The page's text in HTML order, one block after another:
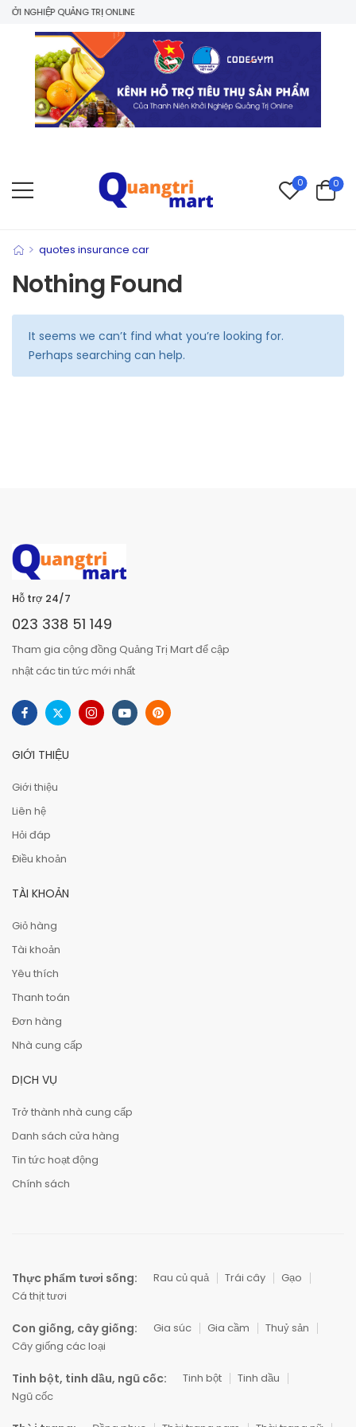
NGHIỆP QUẢNG TRỊ ONLINE
0 0
> quotes insurance car
Nothing Found
It seems we can’t find what you’re looking for.
Perhaps searching can help.
Hỗ trợ 24/7
023 338 51 149
Tham gia cộng đồng Quảng Trị Mart để cập
nhật các tin tức mới nhất
GIỚI THIỆU
Giới thiệu
Liên hệ
Hỏi đáp
Điều khoản
TÀI KHOẢN
Giỏ hàng
Tài khoản
Yêu thích
Thanh toán
Đơn hàng
Nhà cung cấp
DỊCH VỤ
Trở thành nhà cung cấp
Danh sách cửa hàng
Tin tức hoạt động
Chính sách
Thực phẩm tươi sống: Rau củ quả Trái cây
Gạo
Cá thịt tươi
Con giống, cây giống: Gia súc Gia cầm
Thuỷ sản
Cây giống các loại
Tinh bột, tinh dầu, ngũ cốc: Tinh bột
Tinh dầu
Ngũ cốc